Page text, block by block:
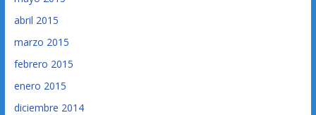
abril 2015
marzo 2015
febrero 2015
enero 2015
diciembre 2014